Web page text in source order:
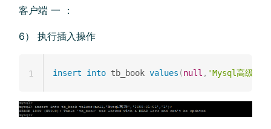
客户端 一 ：
6） 执行插入操作
insert into tb_book values (null , 'Mysql高级'
1